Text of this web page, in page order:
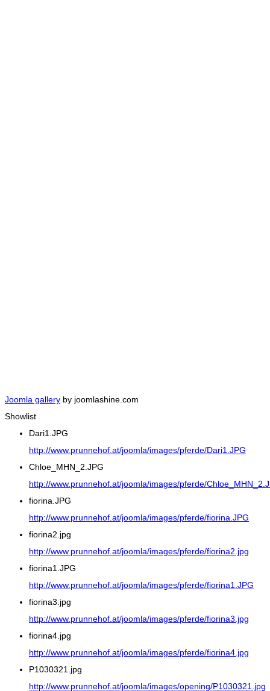
Joomla gallery by joomlashine.com
Showlist
Dari1.JPG
http://www.prunnehof.at/joomla/images/pferde/Dari1.JPG
Chloe_MHN_2.JPG
http://www.prunnehof.at/joomla/images/pferde/
fiorina.JPG
http://www.prunnehof.at/joomla/images/pferde/fiorina.JPG
fiorina2.jpg
http://www.prunnehof.at/joomla/images/pferde/fiorina2.jpg
fiorina1.JPG
http://www.prunnehof.at/joomla/images/pferde/fiorina1.JPG
fiorina3.jpg
http://www.prunnehof.at/joomla/images/pferde/fiorina3.jpg
fiorina4.jpg
http://www.prunnehof.at/joomla/images/pferde/fiorina4.jpg
P1030321.jpg
http://www.prunnehof.at/joomla/images/opening/P1030321.jpg